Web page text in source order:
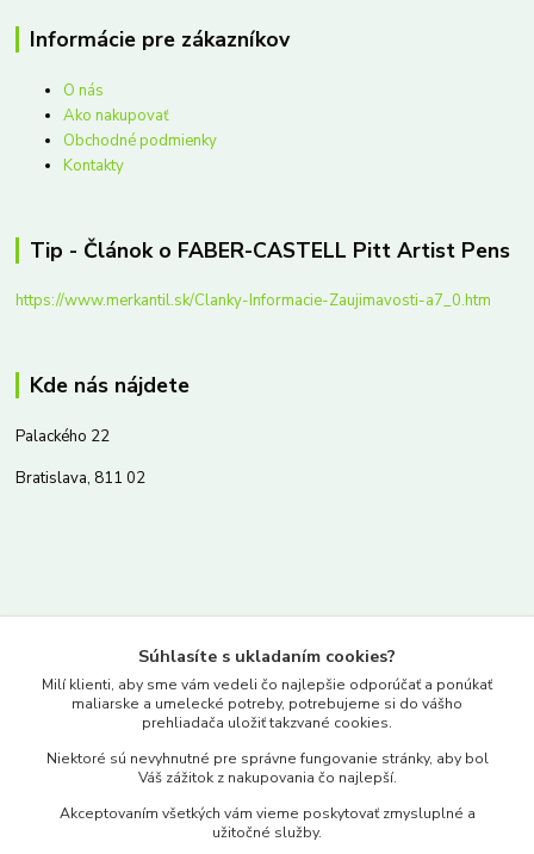
Informácie pre zákazníkov
O nás
Ako nakupovať
Obchodné podmienky
Kontakty
Tip - Článok o FABER-CASTELL Pitt Artist Pens
https://www.merkantil.sk/Clanky-Informacie-Zaujimavosti-a7_0.htm
Kde nás nájdete
Palackého 22
Bratislava, 811 02
www.merkantil.sk
Pondelok-Piatok: 9.00-17.00hod.
objednavky@merkantil-obchod.sk
Súhlasíte s ukladaním cookies?
Milí klienti, aby sme vám vedeli čo najlepšie odporúčať a ponúkať
maliarske a umelecké potreby, potrebujeme si do vášho
prehliadača uložiť takzvané cookies.
Niektoré sú nevyhnutné pre správne fungovanie stránky, aby bol
Váš zážitok z nakupovania čo najlepší.
Akceptovaním všetkých vám vieme poskytovať zmysluplné a
užitočné služby.